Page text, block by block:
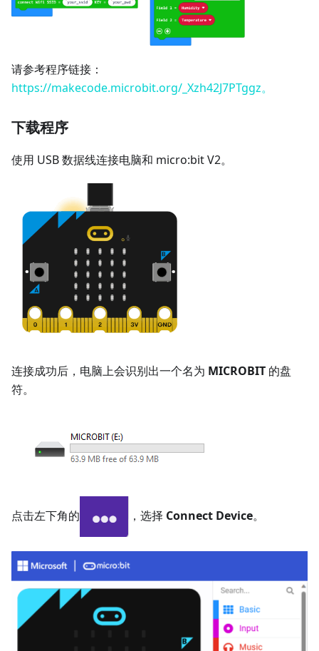
请参考程序链接：
https://makecode.microbit.org/_Xzh42J7PTggz。
下载程序
使用 USB 数据线连接电脑和 micro:bit V2。
连接成功后，电脑上会识别出一个名为 MICROBIT 的盘
符。
点击左下角的 ，选择 Connect Device。